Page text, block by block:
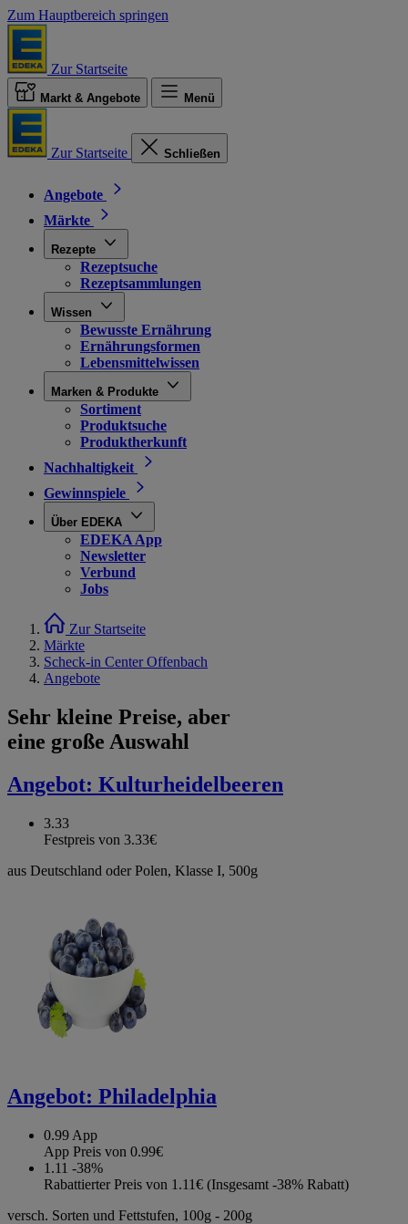
Zum Hauptbereich springen
Zur Startseite
Markt & Angebote Menü
Zur Startseite Schließen
Angebote
Märkte
Rezepte
Rezeptsuche
Rezeptsammlungen
Wissen
Bewusste Ernährung
Ernährungsformen
Lebensmittelwissen
Marken & Produkte
Sortiment
Produktsuche
Produktherkunft
Nachhaltigkeit
Gewinnspiele
Über EDEKA
EDEKA App
Newsletter
Verbund
Jobs
Zur Startseite
Märkte
Scheck-in Center Offenbach
Angebote
Sehr kleine Preise, aber
eine große Auswahl
Angebot: Kulturheidelbeeren
3.33
Festpreis von 3.33€
aus Deutschland oder Polen, Klasse I, 500g
Angebot: Philadelphia
0.99 App
App Preis von 0.99€
1.11 -38%
Rabattierter Preis von 1.11€ (Insgesamt -38% Rabatt)
versch. Sorten und Fettstufen, 100g - 200g